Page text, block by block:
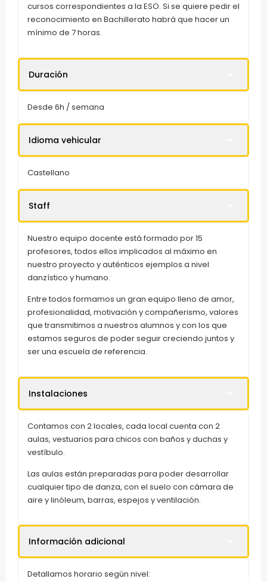
cursos correspondientes a la ESO. Si se quiere pedir el
reconocimiento en Bachillerato habrá que hacer un
mínimo de 7 horas.
Duración
Desde 6h / semana
Idioma vehicular
Castellano
Staff
Nuestro equipo docente está formado por 15
profesores, todos ellos implicados al máximo en
nuestro proyecto y auténticos ejemplos a nivel
danzístico y humano.
Entre todos formamos un gran equipo lleno de amor,
profesionalidad, motivación y compañerismo, valores
que transmitimos a nuestros alumnos y con los que
estamos seguros de poder seguir creciendo juntos y
ser una escuela de referencia.
Instalaciones
Contamos con 2 locales, cada local cuenta con 2
aulas, vestuarios para chicos con baños y duchas y
vestíbulo.
Las aulas están preparadas para poder desarrollar
cualquier tipo de danza, con el suelo con cámara de
aire y linóleum, barras, espejos y ventilación.
Información adicional
Detallamos horario según nivel: